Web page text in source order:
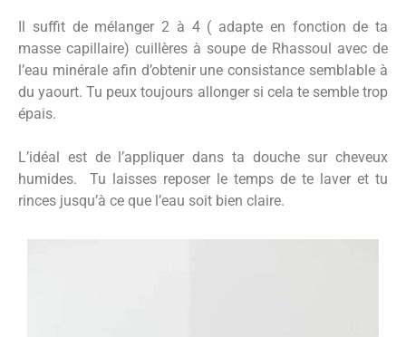
Il suffit de mélanger 2 à 4 ( adapte en fonction de ta
masse capillaire) cuillères à soupe de Rhassoul avec de
l’eau minérale afin d’obtenir une consistance semblable à
du yaourt. Tu peux toujours allonger si cela te semble trop
épais.
L’idéal est de l’appliquer dans ta douche sur cheveux
humides. Tu laisses reposer le temps de te laver et tu
rinces jusqu’à ce que l’eau soit bien claire.